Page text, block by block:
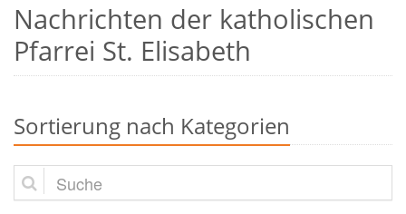
Nachrichten der katholischen
Pfarrei St. Elisabeth
Sortierung nach Kategorien
Suche